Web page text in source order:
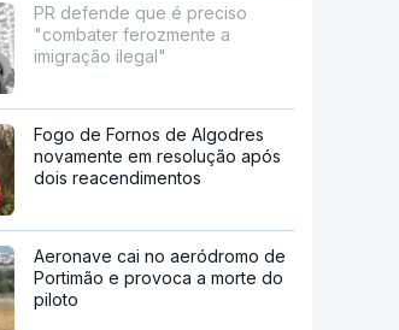
PR defende que é preciso
"combater ferozmente a
imigração ilegal"
Fogo de Fornos de Algodres
novamente em resolução após
dois reacendimentos
Aeronave cai no aeródromo de
Portimão e provoca a morte do
piloto